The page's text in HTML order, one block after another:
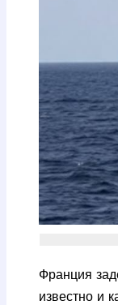
Франция
известно и